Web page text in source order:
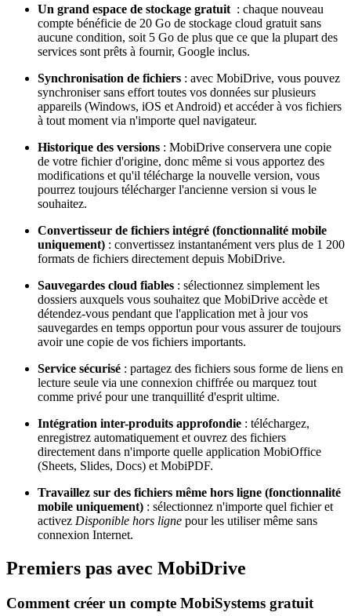
Un grand espace de stockage gratuit : chaque nouveau
compte bénéficie de 20 Go de stockage cloud gratuit sans
aucune condition, soit 5 Go de plus que ce que la plupart des
services sont prêts à fournir, Google inclus.
Synchronisation de fichiers : avec MobiDrive, vous pouvez
synchroniser sans effort toutes vos données sur plusieurs
appareils (Windows, iOS et Android) et accéder à vos fichiers
à tout moment via n'importe quel navigateur.
Historique des versions : MobiDrive conservera une copie
de votre fichier d'origine, donc même si vous apportez des
modifications et qu'il télécharge la nouvelle version, vous
pourrez toujours télécharger l'ancienne version si vous le
souhaitez.
Convertisseur de fichiers intégré (fonctionnalité mobile
uniquement) : convertissez instantanément vers plus de 1 200
formats de fichiers directement depuis MobiDrive.
Sauvegardes cloud fiables : sélectionnez simplement les
dossiers auxquels vous souhaitez que MobiDrive accède et
détendez-vous pendant que l'application met à jour vos
sauvegardes en temps opportun pour vous assurer de toujours
avoir une copie de vos fichiers importants.
Service sécurisé : partagez des fichiers sous forme de liens en
lecture seule via une connexion chiffrée ou marquez tout
comme privé pour une tranquillité d'esprit ultime.
Intégration inter-produits approfondie : téléchargez,
enregistrez automatiquement et ouvrez des fichiers
directement dans n'importe quelle application MobiOffice
(Sheets, Slides, Docs) et MobiPDF.
Travaillez sur des fichiers même hors ligne (fonctionnalité
mobile uniquement) : sélectionnez n'importe quel fichier et
activez Disponible hors ligne pour les utiliser même sans
connexion Internet.
Premiers pas avec MobiDrive
Comment créer un compte MobiSystems gratuit